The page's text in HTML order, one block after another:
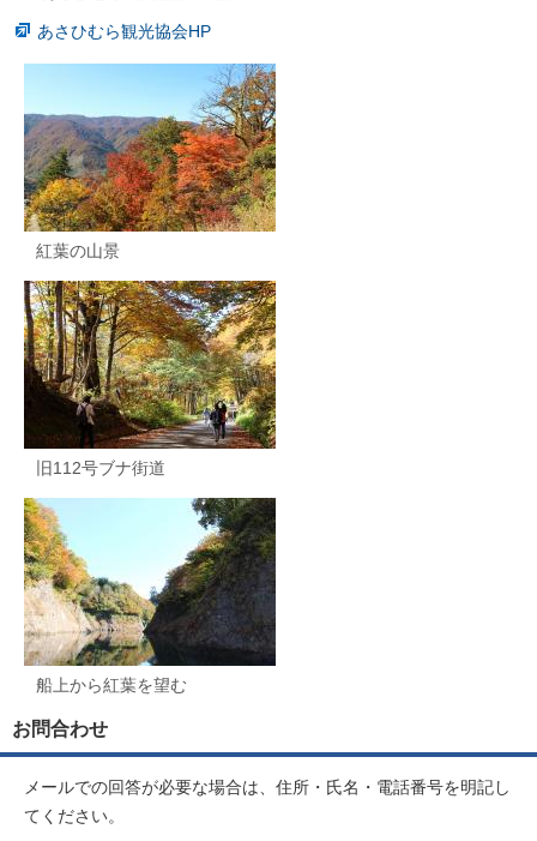
あさひむら観光協会HP
紅葉の山景
旧112号ブナ街道
船上から紅葉を望む
お問合わせ
メールでの回答が必要な場合は、住所・氏名・電話番号を明記し
てください。